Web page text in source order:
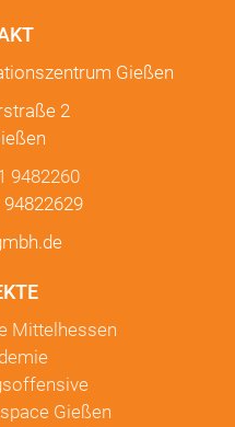
Gießen
2
9482260
Mittelhessen
Gießen